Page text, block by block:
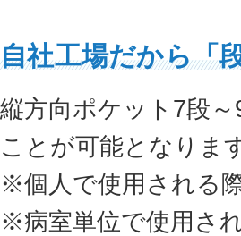
自社工場だから「
縦方向ポケット7段
ことが可能となりま
※個人で使用される
※病室単位で使用さ